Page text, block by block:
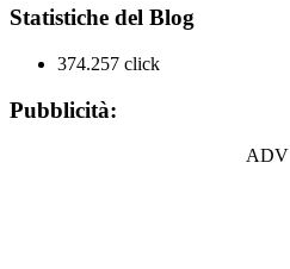
Statistiche del Blog
374.257 click
Pubblicità:
ADV